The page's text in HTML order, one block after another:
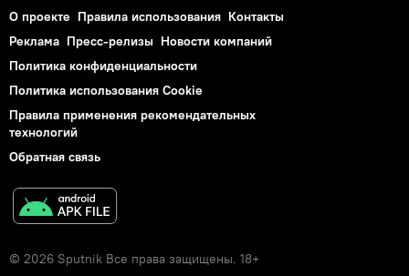
О проекте Правила использования Контакты
Реклама Пресс-релизы Новости компаний
Политика конфиденциальности
Политика использования Cookie
Правила применения рекомендательных
технологий
Обратная связь
© 2026 Sputnik Все права защищены. 18+